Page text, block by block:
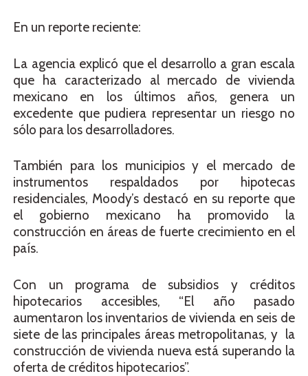
En un reporte reciente:
La agencia explicó que el desarrollo a gran escala
que ha caracterizado al mercado de vivienda
mexicano en los últimos años, genera un
excedente que pudiera representar un riesgo no
sólo para los desarrolladores.
También para los municipios y el mercado de
instrumentos respaldados por hipotecas
residenciales, Moody’s destacó en su reporte que
el gobierno mexicano ha promovido la
construcción en áreas de fuerte crecimiento en el
país.
Con un programa de subsidios y créditos
hipotecarios accesibles, “El año pasado
aumentaron los inventarios de vivienda en seis de
siete de las principales áreas metropolitanas, y la
construcción de vivienda nueva está superando la
oferta de créditos hipotecarios”.